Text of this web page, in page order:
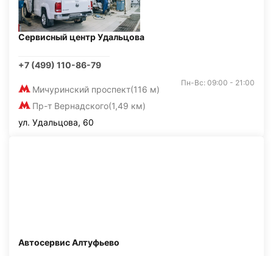
Сервисный центр Удальцова
+7 (499) 110-86-79
Мичуринский проспект(116 м)
Пр-т Вернадского(1,49 км)
Пн-Вс: 09:00 - 21:00
ул. Удальцова, 60
Автосервис Алтуфьево